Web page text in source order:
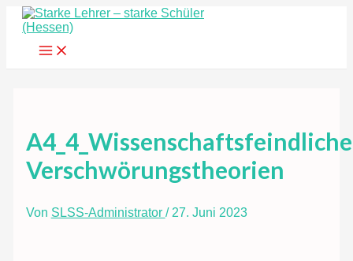
Zum
Inhalt
Main
A4_4_Wissenschaftsfeindliche
Verschwörungstheorien
Von SLSS-Administrator / 27. Juni 2023